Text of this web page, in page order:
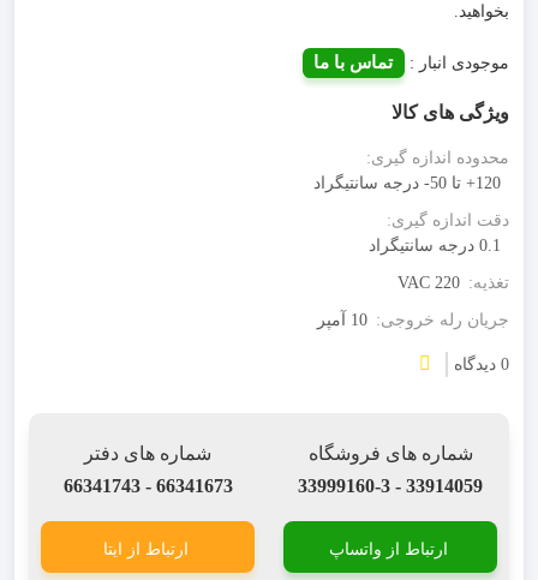
بخواهید.
موجودی انبار : تماس با ما
ویژگی های کالا
محدوده اندازه گیری:
120+ تا 50- درجه سانتیگراد
دقت اندازه گیری:
0.1 درجه سانتیگراد
تغذیه: VAC 220
جریان رله خروجی: 10 آمپر
0 دیدگاه
شماره های فروشگاه
33914059 - 33999160-3
شماره های دفتر
66341673 - 66341743
ارتباط از واتساپ ارتباط از ایتا